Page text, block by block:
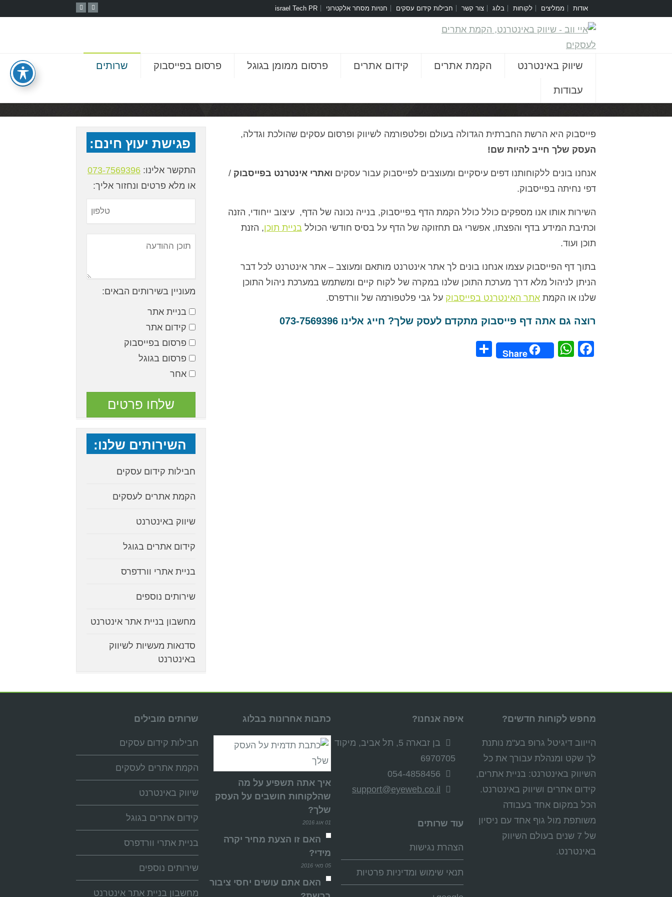
אודות ממליצים לקוחות בלוג צור קשר חבילות קידום עסקים חנויות מסחר אלקטרוני israel Tech PR
שיווק באינטרנט הקמת אתרים קידום אתרים פרסום ממומן בגוגל פרסום בפייסבוק שרותים
עבודות
פייסבוק היא הרשת החברתית הגדולה בעולם ופלטפורמה לשיווק ופרסום עסקים שהולכת וגדלה,
העסק שלך חייב להיות שם!
אנחנו בונים ללקוחותנו דפים עיסקיים ומעוצבים לפייסבוק עבור עסקים ואתרי אינטרנט בפייסבוק /
דפי נחיתה בפייסבוק.
השירות אותו אנו מספקים כולל כולל הקמת הדף בפייסבוק, בנייה נכונה של הדף, עיצוב ייחודי, הזנה
וכתיבת המידע בדף והפצתו, אפשרי גם תחזוקה של הדף על בסיס חודשי הכולל בניית תוכן, הזנת
תוכן ועוד.
בתוך דף הפייסבוק עצמו אנחנו בונים לך אתר אינטרנט מותאם ומעוצב – אתר אינטרנט לכל דבר
הניתן לניהול מלא דרך מערכת התוכן שלנו במקרה של לקוח קיים ומשתמש במערכת ניהול התוכן
שלנו או הקמת אתר האינטרנט בפייסבוק על גבי פלטפורמה של וורדפרס.
רוצה גם אתה דף פייסבוק מתקדם לעסק שלך? חייג אלינו 073-7569396
Facebook
WhatsApp
Share
פגישת יעוץ חינם:
התקשר אלינו: 073-7569396
או מלא פרטים ונחזור אליך:
מעוניין בשירותים הבאים:
בניית אתר
קידום אתר
פרסום בפייסבוק
פרסום בגוגל
אחר
השירותים שלנו:
חבילות קידום עסקים
הקמת אתרים לעסקים
שיווק באינטרנט
קידום אתרים בגוגל
בניית אתרי וורדפרס
שירותים נוספים
מחשבון בניית אתר אינטרנט
סדנאות מעשיות לשיווק
באינטרנט
מחפש לקוחות חדשים?
הייווב דיגיטל גרופ בע"מ נותנת
לך שקט ומנהלת עבורך את כל
השיווק באינטרנט: בניית אתרים,
קידום אתרים ושיווק באינטרנט.
הכל במקום אחד בעבודה
משותפת מול גוף אחד עם ניסיון
של 7 שנים בעולם השיווק
באינטרנט.
איפה אנחנו?
בן זבארה 5, תל אביב, מיקוד
6970705
054-4858456
support@eyeweb.co.il
עוד שרותים
הצהרת נגישות
תנאי שימוש ומדיניות פרטיות
כתבות אחרונות בבלוג
איך אתה תשפיע על מה
שהלקוחות חושבים על העסק
שלך?
01 אוג 2016
האם זו הצעת מחיר יקרה
מידי?
05 מאי 2016
האם אתם עושים יחסי ציבור
שרותים מובילים
חבילות קידום עסקים
הקמת אתרים לעסקים
שיווק באינטרנט
קידום אתרים בגוגל
בניית אתרי וורדפרס
שירותים נוספים
מחשבון בניית אתר אינטרנט